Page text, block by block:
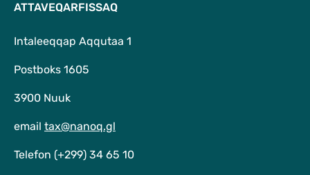
ATTAVEQARFISSAQ
Intaleeqqap Aqqutaa 1
Postboks 1605
3900 Nuuk
email tax@nanoq.gl
Telefon (+299) 34 65 10